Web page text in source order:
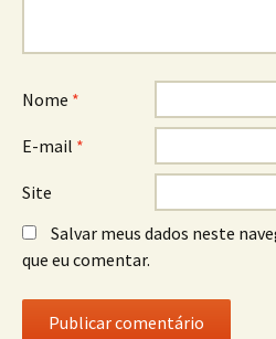
Nome *
E-mail *
Site
Salvar meus dados neste
que eu comentar.